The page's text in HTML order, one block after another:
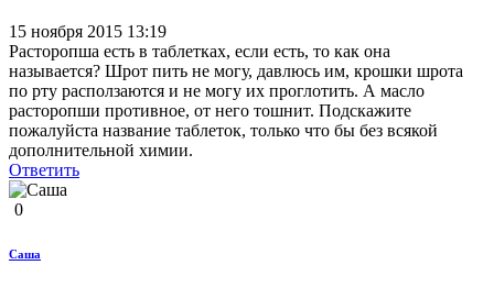
15 ноября 2015 13:19
Расторопша есть в таблетках, если есть, то как она
называется? Шрот пить не могу, давлюсь им, крошки шрота
по рту расползаются и не могу их проглотить. А масло
расторопши противное, от него тошнит. Подскажите
пожалуйста название таблеток, только что бы без всякой
дополнительной химии.
Ответить
0
Саша